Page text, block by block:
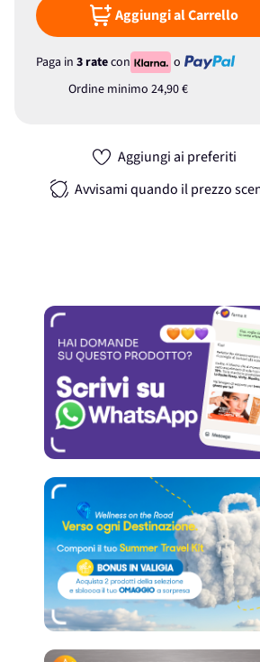
Aggiungi al Carrello
Paga in 3 ratecon
o
Ordine minimo 24,90 €
Aggiungi ai preferiti
Avvisami quando il prezzo